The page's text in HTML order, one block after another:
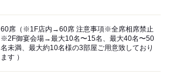
60席（※1F店内→60席 注意事項※全席相席禁止
※2F御宴会場→最大10名〜15名、最大40名〜50
名未満、最大約10名様の3部屋ご用意致しており
ます ）